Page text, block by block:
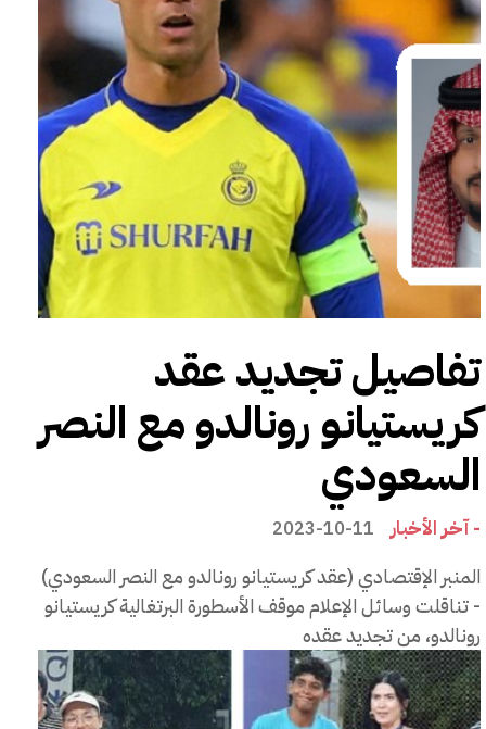
تفاصيل تجديد عقد
كريستيانو رونالدو مع النصر
السعودي
- آخر الأخبار 2023-10-11
المنبر الإقتصادي (عقد كريستيانو رونالدو مع النصر السعودي)
- تناقلت وسائل الإعلام موقف الأسطورة البرتغالية كريستيانو
رونالدو، من تجديد عقده